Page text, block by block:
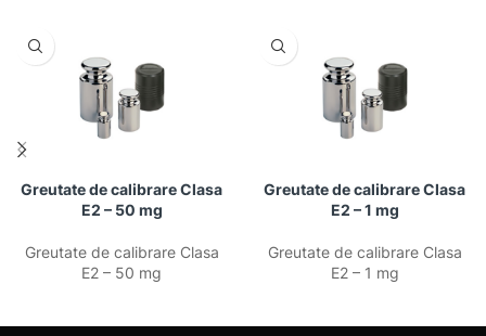
Greutate de calibrare Clasa
E2 – 50 mg
Greutate de calibrare Clasa
E2 – 50 mg
Greutate de calibrare Clasa
E2 – 1 mg
Greutate de calibrare Clasa
E2 – 1 mg